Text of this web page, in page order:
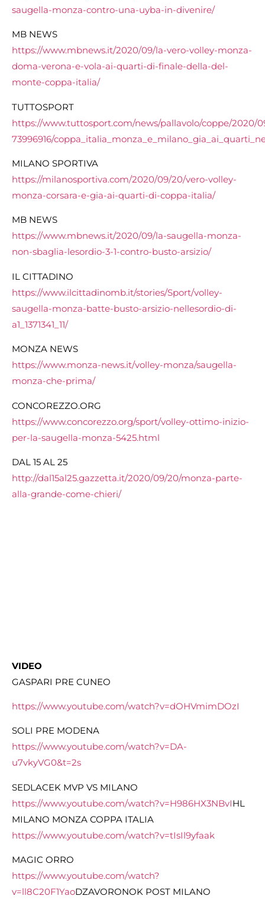
saugella-monza-contro-una-uyba-in-divenire/
MB NEWS
https://www.mbnews.it/2020/09/la-vero-volley-monza-
doma-verona-e-vola-ai-quarti-di-finale-della-del-
monte-coppa-italia/
TUTTOSPORT
https://www.tuttosport.com/news/pallavolo/coppe/2020/
73996916/
MILANO SPORTIVA
https://milanosportiva.com/2020/09/20/vero-volley-
monza-corsara-e-gia-ai-quarti-di-coppa-italia/
MB NEWS
https://www.mbnews.it/2020/09/la-saugella-monza-
non-sbaglia-lesordio-3-1-contro-busto-arsizio/
IL CITTADINO
https://www.ilcittadinomb.it/stories/Sport/volley-
saugella-monza-batte-busto-arsizio-nellesordio-di-
a1_1371341_11/
MONZA NEWS
https://www.monza-news.it/volley-monza/saugella-
monza-che-prima/
CONCOREZZO.ORG
https://www.concorezzo.org/sport/volley-ottimo-inizio-
per-la-saugella-monza-5425.html
DAL 15 AL 25
http://dal15al25.gazzetta.it/2020/09/20/monza-parte-
alla-grande-come-chieri/
VIDEO
GASPARI PRE CUNEO
https://www.youtube.com/watch?v=dOHVmimDOzI
SOLI PRE MODENA
https://www.youtube.com/watch?v=DA-
u7vkyVG0&t=2s
SEDLACEK MVP VS MILANO
https://www.youtube.com/watch?v=H986HX3NBvIHL
MILANO MONZA COPPA ITALIA
https://www.youtube.com/watch?v=tIsIl9yfaak
MAGIC ORRO
https://www.youtube.com/watch?
v=ll8C20F1YaoDZAVORONOK POST MILANO